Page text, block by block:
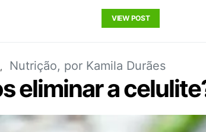
VIEW POST
Nutrição, por Kamila Durães
eliminar a